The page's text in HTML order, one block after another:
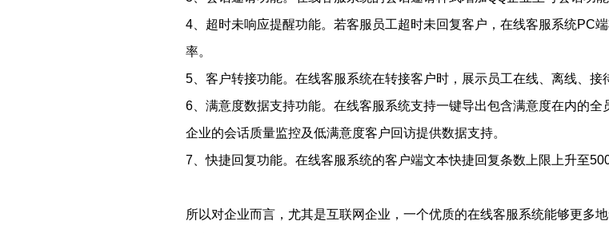
4、超时未响应提醒功能。若客服员工超时未回复客户，在线客服系统PC
率。
5、客户转接功能。在线客服系统在转接客户时，展示员工在线、离线、接
6、满意度数据支持功能。在线客服系统支持一键导出包含满意度在内的全
企业的会话质量监控及低满意度客户回访提供数据支持。
7、快捷回复功能。在线客服系统的客户端文本快捷回复条数上限上升至
所以对企业而言，尤其是互联网企业，一个优质的在线客服系统能够更多